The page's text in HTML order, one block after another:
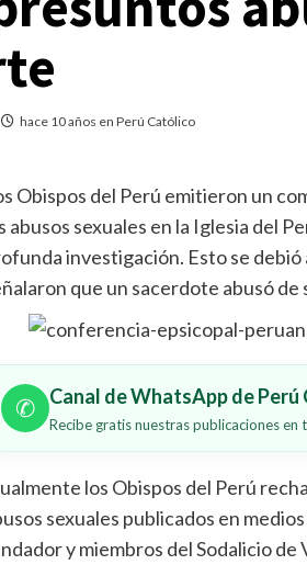
hace 10 años en Perú Católico
Obispos del Perú emitieron un
abusos sexuales en la Iglesia del
investigación. Esto se debió
que un sacerdote abusó de
✆ Canal de WhatsApp de Perú
Recibe gratis nuestras publicaciones en
los Obispos del Perú
sexuales publicados en
y miembros del Sodalicio de